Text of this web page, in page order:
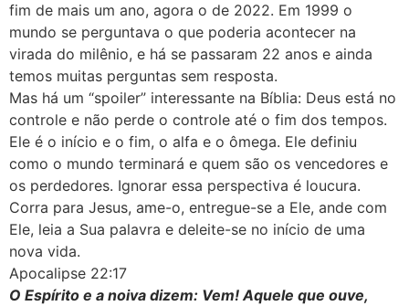
fim de mais um ano, agora o de 2022. Em 1999 o
mundo se perguntava o que poderia acontecer na
virada do milênio, e há se passaram 22 anos e ainda
temos muitas perguntas sem resposta.
Mas há um “spoiler” interessante na Bíblia: Deus está no
controle e não perde o controle até o fim dos tempos.
Ele é o início e o fim, o alfa e o ômega. Ele definiu
como o mundo terminará e quem são os vencedores e
os perdedores. Ignorar essa perspectiva é loucura.
Corra para Jesus, ame-o, entregue-se a Ele, ande com
Ele, leia a Sua palavra e deleite-se no início de uma
nova vida.
Apocalipse 22:17
O Espírito e a noiva dizem: Vem! Aquele que ouve,